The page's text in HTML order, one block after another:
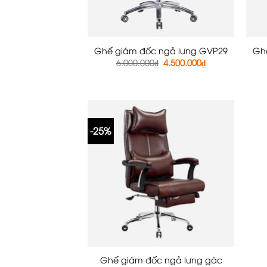
Ghế giám đốc ngả lưng GVP29
6.000.000₫ Giá
gốc
4.500.000₫Giá
hiện
-25%
Ghế giám đốc ngả lưng gác